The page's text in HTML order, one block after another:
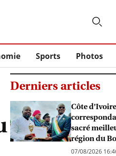
Sports Photos
Derniers articles
Côte
sacré
région du
07/08/2026